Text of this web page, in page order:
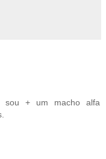
sou + um macho alfa